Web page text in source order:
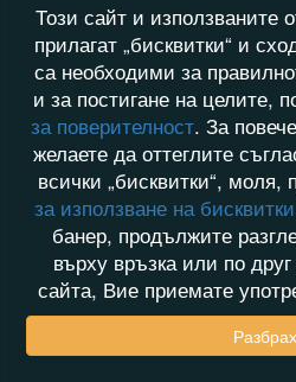
Този сайт и използваните
прилагат „бисквитки“ и
са необходими за
и за постигане на целите,
за поверителност. За
желаете да оттеглите
всички „бисквитки“, моля,
за използване на бисквитки
банер, продължите
върху връзка или по
сайта, Вие приемате
Разбрах